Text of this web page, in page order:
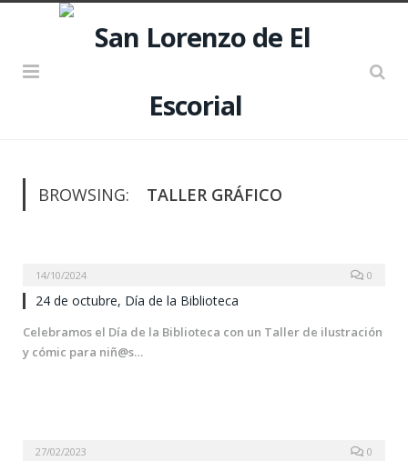
BROWSING: TALLER GRÁFICO
14/10/2024 0
24 de octubre, Día de la Biblioteca
Celebramos el Día de la Biblioteca con un Taller de ilustración
y cómic para niñ@s…
27/02/2023 0